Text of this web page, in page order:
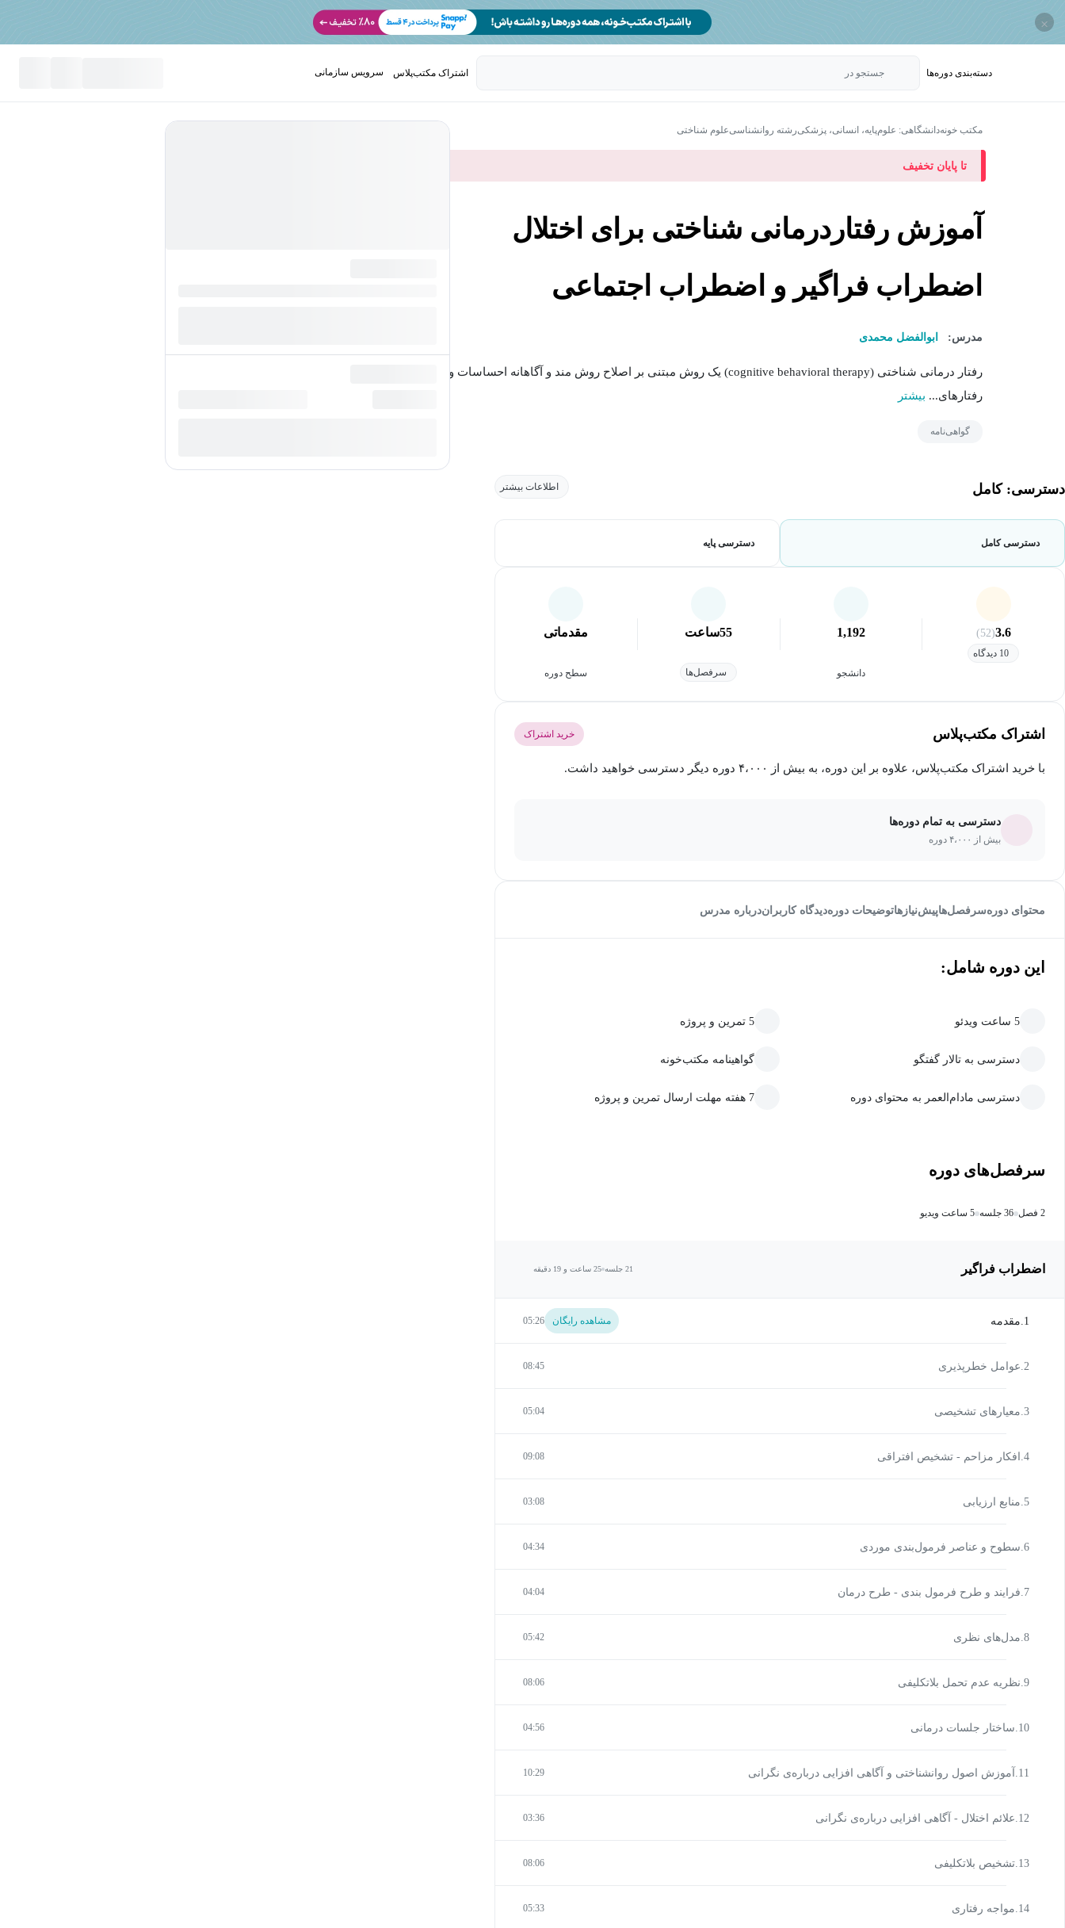
×
دسته‌بندی‌ دوره‌ها جستجو در اشتراک مکتب‌پلاس سرویس سازمانی
مکتب خونهدانشگاهی: علوم‌پایه، انسانی، پزشکیرشته روانشناسیعلوم شناختی
تا پایان تخفیف
آموزش رفتاردرمانی شناختی برای اختلال
اضطراب فراگیر و اضطراب اجتماعی
مدرس: ابوالفضل محمدی
رفتار درمانی شناختی (cognitive behavioral therapy) یک روش مبتنی بر اصلاح روش مند و آگاهانه احساسات و
رفتارهای... بیشتر
گواهی‌نامه
دسترسی: کامل اطلاعات بیشتر
دسترسی کامل دسترسی پایه
3.6
(52)
10 دیدگاه
1,192
دانشجو
55ساعت
سرفصل‌ها
مقدماتی
سطح دوره
اشتراک مکتب‌پلاس خرید اشتراک
با خرید اشتراک مکتب‌پلاس، علاوه بر این دوره، به بیش از ۴،۰۰۰ دوره دیگر دسترسی خواهید داشت.
دسترسی به تمام دوره‌ها
بیش از ۴،۰۰۰ دوره
محتوای دورهسرفصل‌هاپیش‌نیاز‌هاتوضیحات دورهدیدگاه کاربراندرباره مدرس
این دوره شامل:
5 ساعت ویدئو 5 تمرین و پروژه
دسترسی به تالار گفتگو گواهینامه مکتب‌خونه
دسترسی مادام‌العمر به محتوای دوره 7 هفته مهلت ارسال تمرین و پروژه
سرفصل‌های دوره
2 فصل 36 جلسه 5 ساعت ویدیو
اضطراب فراگیر 21 جلسه 25 ساعت و 19 دقیقه
مشاهده رایگان 05:26
08:45
05:04
09:08
03:08
04:34
04:04
05:42
08:06
04:56
10:29
03:36
08:06
05:33